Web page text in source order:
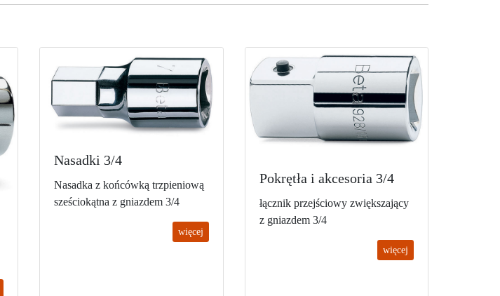
Nasadki 3/4
Nasadka z końcówką trzpieniową
sześciokątna z gniazdem 3/4
więcej
Pokrętła i akcesoria 3/4
łącznik przejściowy zwiększający
z gniazdem 3/4
więcej